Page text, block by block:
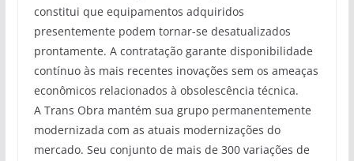
constitui que equipamentos adquiridos
presentemente podem tornar-se desatualizados
prontamente. A contratação garante disponibilidade
contínuo às mais recentes inovações sem os ameaças
econômicos relacionados à obsolescência técnica.
A Trans Obra mantém sua grupo permanentemente
modernizada com as atuais modernizações do
mercado. Seu conjunto de mais de 300 variações de